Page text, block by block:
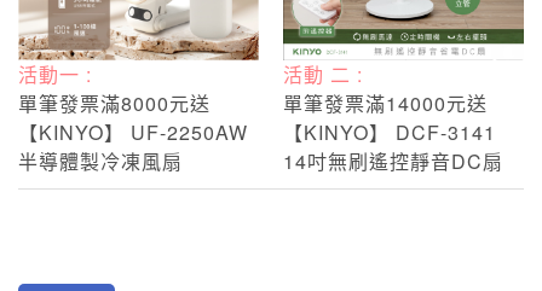
活動一 :
單筆發票滿8000元送
【KINYO】 UF-2250AW
半導體製冷凍風扇
活動 二 :
單筆發票滿14000元送
【KINYO】 DCF-3141
14吋無刷遙控靜音DC扇